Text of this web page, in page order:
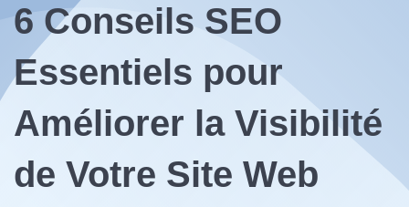
6 Conseils SEO
Essentiels pour
Améliorer la Visibilité
de Votre Site Web